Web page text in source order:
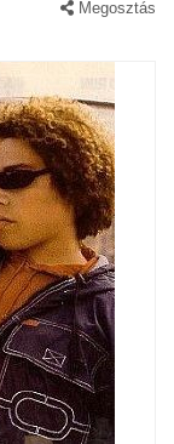
Megosztás